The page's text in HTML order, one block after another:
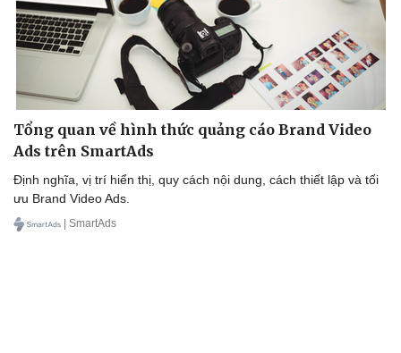
Cải chính
Tổng quan về hình thức quảng cáo Brand Video
Ads trên SmartAds
Định nghĩa, vị trí hiển thị, quy cách nội dung, cách thiết lập và tối
ưu Brand Video Ads.
| SmartAds